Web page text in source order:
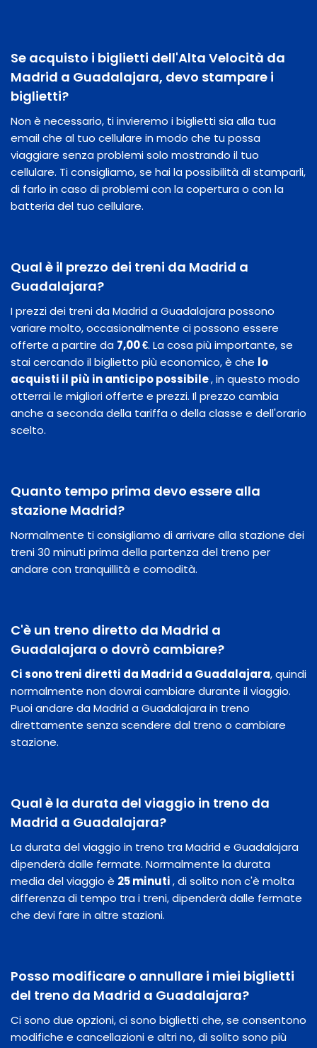
Se acquisto i biglietti dell'Alta Velocità da
Madrid a Guadalajara, devo stampare i
biglietti?
Non è necessario, ti invieremo i biglietti sia alla tua
email che al tuo cellulare in modo che tu possa
viaggiare senza problemi solo mostrando il tuo
cellulare. Ti consigliamo, se hai la possibilità di stamparli,
di farlo in caso di problemi con la copertura o con la
batteria del tuo cellulare.
Qual è il prezzo dei treni da Madrid a
Guadalajara?
I prezzi dei treni da Madrid a Guadalajara possono
variare molto, occasionalmente ci possono essere
offerte a partire da 7,00 €. La cosa più importante, se
stai cercando il biglietto più economico, è che lo
acquisti il ​​più in anticipo possibile, in questo modo
otterrai le migliori offerte e prezzi. Il prezzo cambia
anche a seconda della tariffa o della classe e dell'orario
scelto.
Quanto tempo prima devo essere alla
stazione Madrid?
Normalmente ti consigliamo di arrivare alla stazione dei
treni 30 minuti prima della partenza del treno per
andare con tranquillità e comodità.
C'è un treno diretto da Madrid a
Guadalajara o dovrò cambiare?
Ci sono treni diretti da Madrid a Guadalajara, quindi
normalmente non dovrai cambiare durante il viaggio.
Puoi andare da Madrid a Guadalajara in treno
direttamente senza scendere dal treno o cambiare
stazione.
Qual è la durata del viaggio in treno da
Madrid a Guadalajara?
La durata del viaggio in treno tra Madrid e Guadalajara
dipenderà dalle fermate. Normalmente la durata
media del viaggio è 25 minuti, di solito non c'è molta
differenza di tempo tra i treni, dipenderà dalle fermate
che devi fare in altre stazioni.
Posso modificare o annullare i miei biglietti
del treno da Madrid a Guadalajara?
Ci sono due opzioni, ci sono biglietti che, se consentono
modifiche e cancellazioni e altri no, di solito sono più